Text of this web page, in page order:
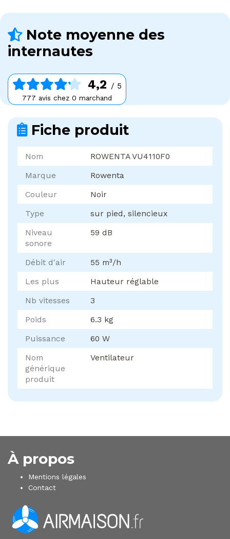
Note moyenne des
internautes
4,2 / 5
777 avis chez 0 marchand
Fiche produit
Nom
ROWENTA VU4110F0
Marque
Rowenta
Couleur
Noir
Type
sur pied, silencieux
Niveau
sonore
59 dB
Débit d'air
55 m³/h
Les plus
Hauteur réglable
Nb vitesses
3
Poids
6.3 kg
Puissance
60 W
Nom
générique
produit
Ventilateur
À propos
Mentions légales
Contact